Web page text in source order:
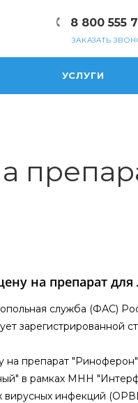
8 800 555
ЗАКАЗАТЬ
УСЛУГИ
на препарат
служба (ФАС)
зарегистрированной
на препарат
в рамках МНН
вирусных инфекций